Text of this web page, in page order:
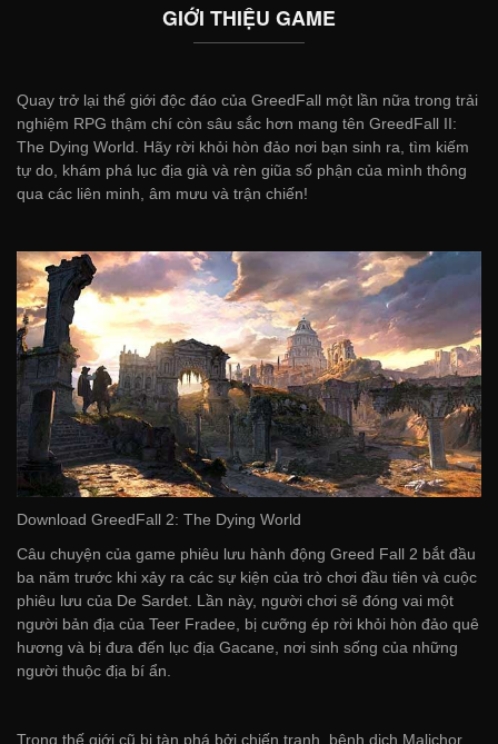
GIỚI THIỆU GAME
Quay trở lại thế giới độc đáo của GreedFall một lần nữa trong trải
nghiệm RPG thậm chí còn sâu sắc hơn mang tên GreedFall II:
The Dying World. Hãy rời khỏi hòn đảo nơi bạn sinh ra, tìm kiếm
tự do, khám phá lục địa già và rèn giũa số phận của mình thông
qua các liên minh, âm mưu và trận chiến!
Download GreedFall 2: The Dying World
Câu chuyện của game phiêu lưu hành động Greed Fall 2 bắt đầu
ba năm trước khi xảy ra các sự kiện của trò chơi đầu tiên và cuộc
phiêu lưu của De Sardet. Lần này, người chơi sẽ đóng vai một
người bản địa của Teer Fradee, bị cưỡng ép rời khỏi hòn đảo quê
hương và bị đưa đến lục địa Gacane, nơi sinh sống của những
người thuộc địa bí ẩn.
Trong thế giới cũ bị tàn phá bởi chiến tranh, bệnh dịch Malichor